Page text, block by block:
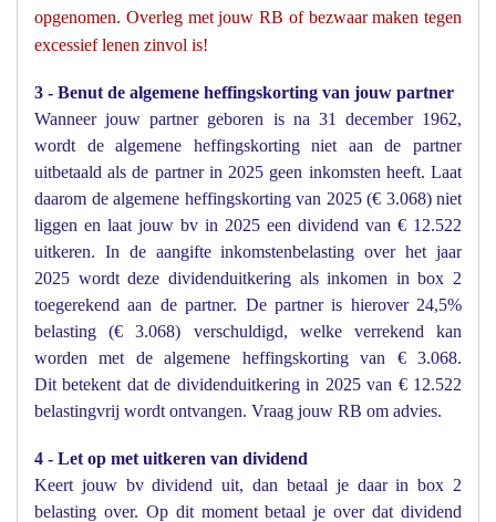
opgenomen. Overleg met jouw RB of bezwaar maken tegen
excessief lenen zinvol is!
3 - Benut de algemene heffingskorting van jouw partner
Wanneer jouw partner geboren is na 31 december 1962,
wordt de algemene heffingskorting niet aan de partner
uitbetaald als de partner in 2025 geen inkomsten heeft. Laat
daarom de algemene heffingskorting van 2025 (€ 3.068) niet
liggen en laat jouw bv in 2025 een dividend van € 12.522
uitkeren. In de aangifte inkomstenbelasting over het jaar
2025 wordt deze dividenduitkering als inkomen in box 2
toegerekend aan de partner. De partner is hierover 24,5%
belasting (€ 3.068) verschuldigd, welke verrekend kan
worden met de algemene heffingskorting van € 3.068.
Dit betekent dat de dividenduitkering in 2025 van € 12.522
belastingvrij wordt ontvangen. Vraag jouw RB om advies.
4 - Let op met uitkeren van dividend
Keert jouw bv dividend uit, dan betaal je daar in box 2
belasting over. Op dit moment betaal je over dat dividend